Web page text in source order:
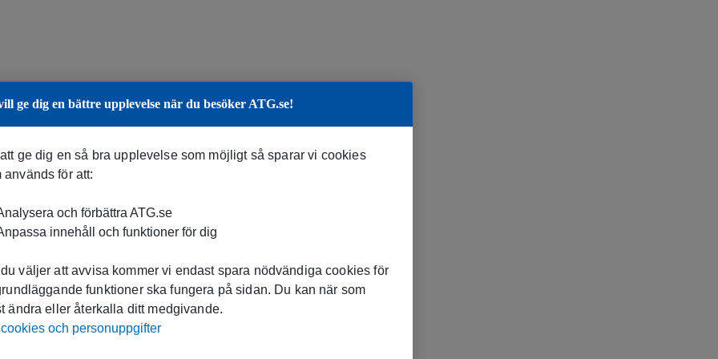
ge dig en bättre upplevelse när du besöker ATG.se!
ge dig en så bra upplevelse som möjligt så sparar vi cookies
används för att:
och förbättra ATG.se
innehåll och funktioner för dig
väljer att avvisa kommer vi endast spara nödvändiga cookies för
funktioner ska fungera på sidan. Du kan när som
ändra eller återkalla ditt medgivande.
och personuppgifter